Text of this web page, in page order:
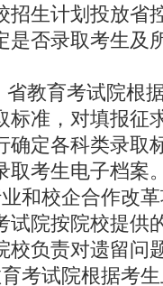
招生计划投放省
是否录取考生及
教育考试院根
标准，对填报征
确定各科类录取
取考生电子档案
和校企合作改
试院按院校提供
校负责对遗留问
考试院根据考